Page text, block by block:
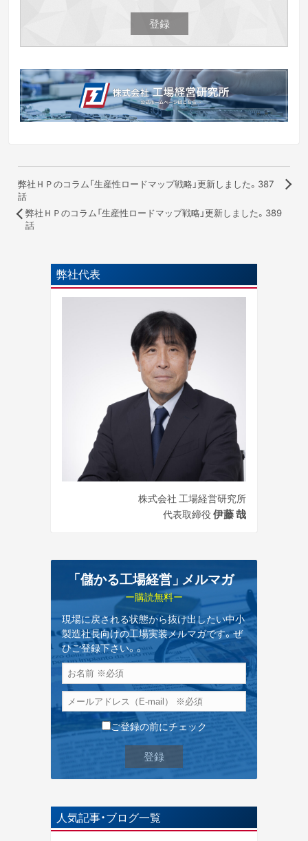
弊社ＨＰのコラム「生産性ロードマップ戦略」更新しました。387
話
弊社ＨＰのコラム「生産性ロードマップ戦略」更新しました。389
話
弊社代表
株式会社 工場経営研究所
代表取締役 伊藤 哉
「儲かる工場経営」 メルマガ
ー購読無料ー
現場に戻される状態から抜け出したい中小
製造社長向けの工場実装メルマガです。ぜ
ひご登録下さい。。
ご登録の前にチェック
人気記事・ブログ一覧